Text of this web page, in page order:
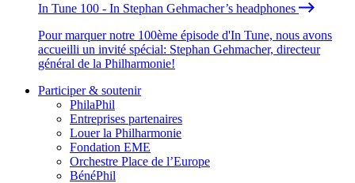
In Tune 100 - In Stephan Gehmacher’s headphones
Pour marquer notre 100ème épisode d'In Tune, nous avons
accueilli un invité spécial: Stephan Gehmacher, directeur
général de la Philharmonie!
Participer & soutenir
PhilaPhil
Entreprises partenaires
Louer la Philharmonie
Fondation EME
Orchestre Place de l’Europe
BénéPhil